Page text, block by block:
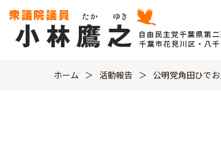
ホーム 活動報告 公明党角田ひで